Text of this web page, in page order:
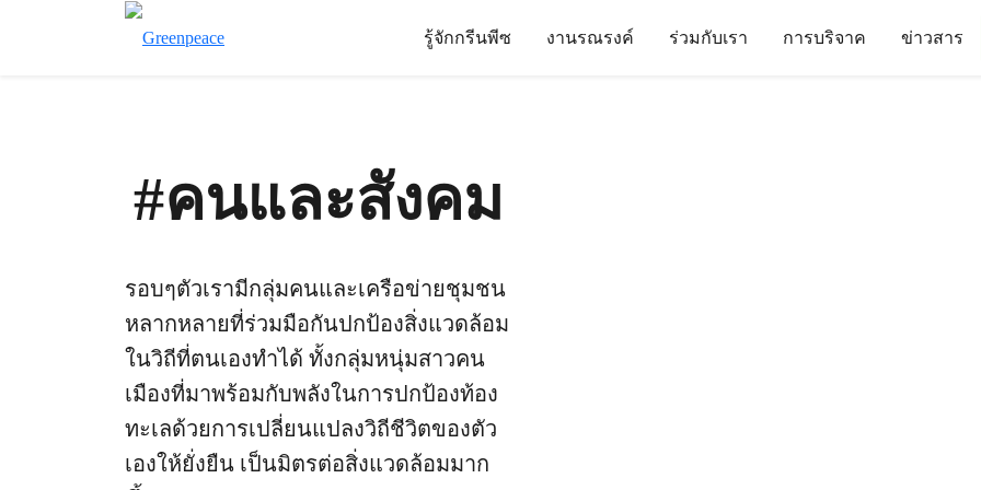
รู้จักกรีนพีซ งานรณรงค์ ร่วมกับเรา การบริจาค ข่าวสาร
#คนและสังคม
รอบๆตัวเรามีกลุ่มคนและเครือข่ายชุมชน
หลากหลายที่ร่วมมือกันปกป้องสิ่งแวดล้อม
ในวิถีที่ตนเองทำได้ ทั้งกลุ่มหนุ่มสาวคน
เมืองที่มาพร้อมกับพลังในการปกป้องท้อง
ทะเลด้วยการเปลี่ยนแปลงวิถีชีวิตของตัว
เองให้ยั่งยืน เป็นมิตรต่อสิ่งแวดล้อมมาก